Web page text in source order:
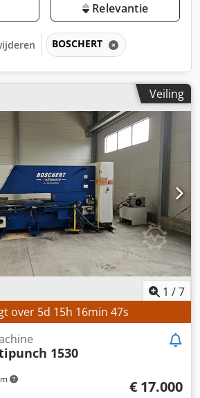
Relevantie
BOSCHERT
Veiling
1 /7
over 5d 15h 16min 45s
1530
€ 17.000